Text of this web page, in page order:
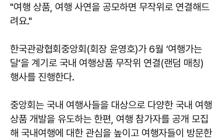
"여행 상품, 여행 사연을 공모하면 무작위로 연결해드
려요."
한국관광협회중앙회(회장 윤영호)가 6월 ‘여행가는
달’을 계기로 국내 여행상품 무작위 연결(랜덤 매칭)
행사를 진행한다.
중앙회는 국내 여행사들을 대상으로 다양한 국내 여행
상품 개발을 유도하는 한편, 여행 참가자를 공개 모집
해 국내여행에 대한 관심을 높이고 여행자들이 방문한